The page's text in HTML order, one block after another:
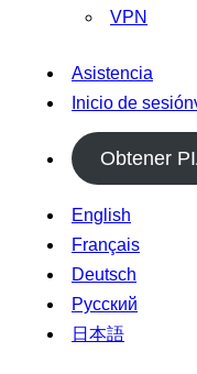
VPN
Asistencia
Inicio de
Obtener
English
Français
Deutsch
Русский
日本語